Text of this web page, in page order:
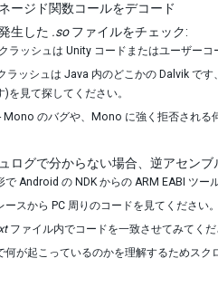
ージド関数コールをデコード
生した .soファイルをチェック:
ラッシュは Unity コードまたはユーザーコ
ラッシュは Java 内のどこかの Dalvik で
)を見て探してください。
Mono のバグや、Mono に強く拒否される
ログで分からない場合、逆アセン
で Android の NDK からの ARM EABI ツー
ースから PC 周りのコードを見てください。
ファイル内でコードを一致させてみてくだ
何が起こっているのかを理解するためスク